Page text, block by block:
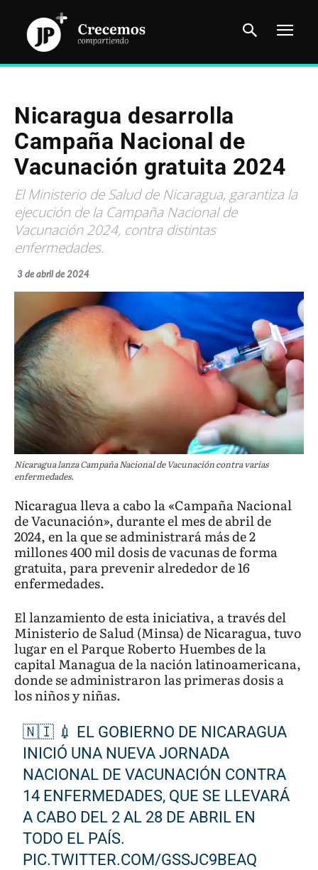
Nicaragua desarrolla
Campaña Nacional de
Vacunación gratuita 2024
El Ministerio de Salud de Nicaragua, garantiza la
ejecución de la Campaña Nacional de
Vacunación 2024, contra distintas
enfermedades.
3 de abril de 2024
Nicaragua lanza Campaña Nacional de Vacunación contra varias
enfermedades.
Nicaragua lleva a cabo la «Campaña Nacional
de Vacunación», durante el mes de abril de
2024, en la que se administrará más de 2
millones 400 mil dosis de vacunas de forma
gratuita, para prevenir alrededor de 16
enfermedades.
El lanzamiento de esta iniciativa, a través del
Ministerio de Salud (Minsa) de Nicaragua, tuvo
lugar en el Parque Roberto Huembes de la
capital Managua de la nación latinoamericana,
donde se administraron las primeras dosis a
los niños y niñas.
🇳🇮 💉 EL GOBIERNO DE NICARAGUA
INICIÓ UNA NUEVA JORNADA
NACIONAL DE VACUNACIÓN CONTRA
14 ENFERMEDADES, QUE SE LLEVARÁ
A CABO DEL 2 AL 28 DE ABRIL EN
TODO EL PAÍS.
PIC.TWITTER.COM/GSSJC9BEAQ